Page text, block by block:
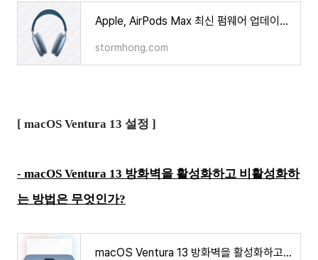
Apple, AirPods Max 최신 펌웨어 업데이트 이슈가 있다?
stormhong.com
[ macOS Ventura 13 설정 ]
- macOS Ventura 13 방화벽을 활성화하고 비활성화하
는 방법은 무엇인가?
macOS Ventura 13 방화벽을 활성화하고 비활성화하는 방법은 무엇인가